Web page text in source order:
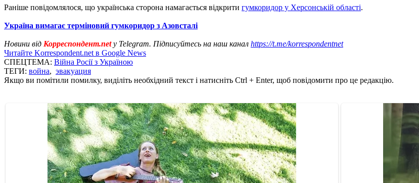
Раніше повідомлялося, що українська сторона намагається відкрити гумкоридор у Херсонській області.
Україна вимагає терміновий гумкоридор з Азовсталі
Новини від Корреспондент.netу Telegram. Підписуйтесь на наш канал https://t.me/korrespondentnet
Читайте Korrespondent.net в Google News
СПЕЦТЕМА: Війна Росії з Україною
ТЕГИ: война, эвакуация
Якщо ви помітили помилку, виділіть необхідний текст і натисніть Ctrl + Enter, щоб повідомити про це редакцію.